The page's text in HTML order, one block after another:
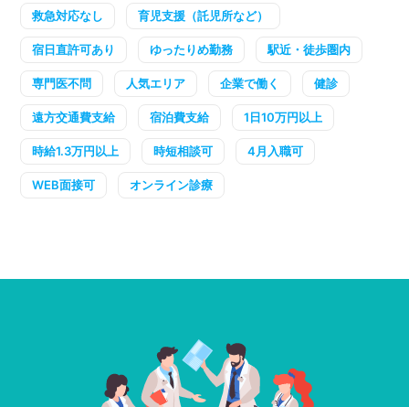
救急対応なし 育児支援（託児所など）
宿日直許可あり ゆったりめ勤務 駅近・徒歩圏内
専門医不問 人気エリア 企業で働く 健診
遠方交通費支給 宿泊費支給 1日10万円以上
時給1.3万円以上 時短相談可 4月入職可
WEB面接可 オンライン診療